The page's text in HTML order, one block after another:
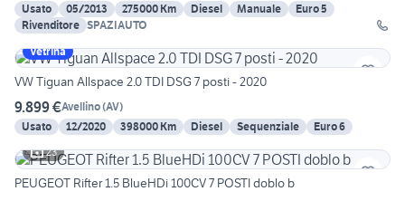
Usato
05/2013 275000 Km Diesel Manuale
Euro 5
Rivenditore SPAZIAUTO
Vetrina
VW Tiguan Allspace 2.0 TDI DSG 7 posti - 2020
9.899 €Avellino(AV)
Usato
12/2020 398000 Km Diesel Sequenziale
Euro 6
23
PEUGEOT Rifter 1.5 BlueHDi 100CV 7 POSTI doblo b